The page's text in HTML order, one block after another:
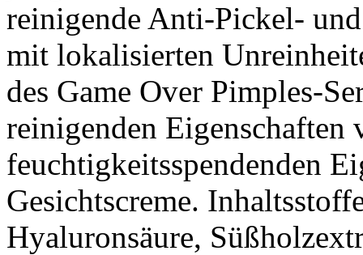
reinigende Anti-Pickel-
mit lokalisierten
des Game Over Pimples-
reinigenden Eigenschaften
feuchtigkeitsspendenden
Gesichtscreme.
Hyaluronsäure,